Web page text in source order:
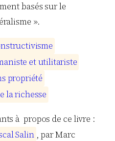
basés sur le
».
nstructivisme
aniste etutilitariste
s propriété
e larichesse
à propos de ce livre :
calSalin , par Marc